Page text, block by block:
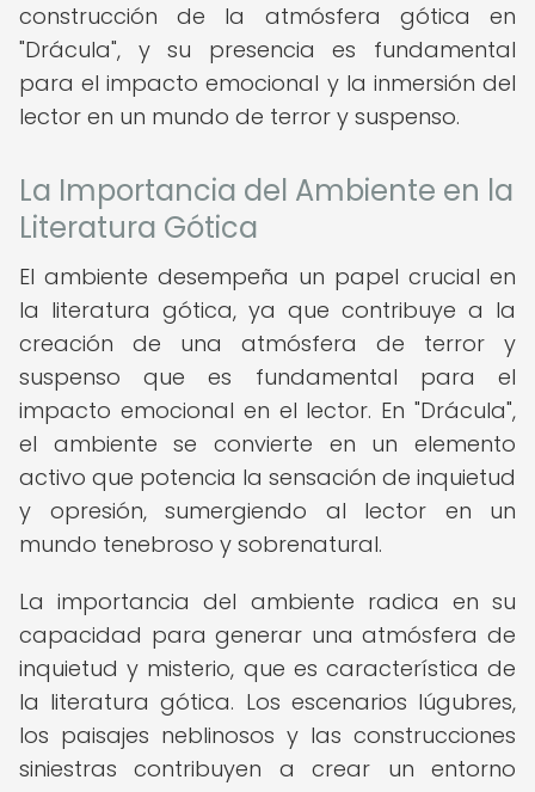
construcción de la atmósfera gótica en
"Drácula", y su presencia es fundamental
para el impacto emocional y la inmersión del
lector en un mundo de terror y suspenso.
La Importancia del Ambiente en la
Literatura Gótica
El ambiente desempeña un papel crucial en
la literatura gótica, ya que contribuye a la
creación de una atmósfera de terror y
suspenso que es fundamental para el
impacto emocional en el lector. En "Drácula",
el ambiente se convierte en un elemento
activo que potencia la sensación de inquietud
y opresión, sumergiendo al lector en un
mundo tenebroso y sobrenatural.
La importancia del ambiente radica en su
capacidad para generar una atmósfera de
inquietud y misterio, que es característica de
la literatura gótica. Los escenarios lúgubres,
los paisajes neblinosos y las construcciones
siniestras contribuyen a crear un entorno